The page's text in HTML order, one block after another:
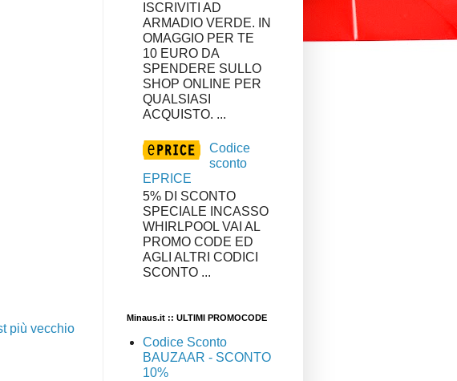
più vecchio
ISCRIVITI AD
ARMADIO VERDE. IN
OMAGGIO PER TE
10 EURO DA
SPENDERE SULLO
SHOP ONLINE PER
QUALSIASI
ACQUISTO. ...
Codice
sconto
EPRICE
5% DI SCONTO
SPECIALE INCASSO
WHIRLPOOL VAI AL
PROMO CODE ED
AGLI ALTRI CODICI
SCONTO ...
Minaus.it :: ULTIMI PROMOCODE
Codice Sconto
BAUZAAR - SCONTO
10%